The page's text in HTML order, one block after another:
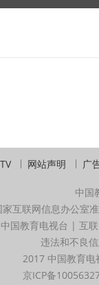
网站声明 广
中国
家互联网信息办公室
国教育电视台 | 互
违法和不良
2017 中国教育
京ICP备